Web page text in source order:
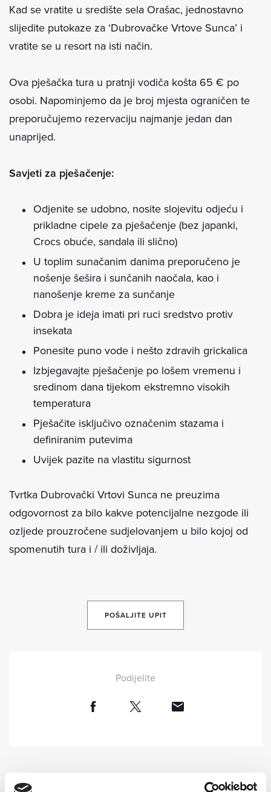
Kad se vratite u središte sela Orašac, jednostavno
slijedite putokaze za ‘Dubrovačke Vrtove Sunca’ i
vratite se u resort na isti način.
Ova pješačka tura u pratnji vodiča košta 65 € po
osobi. Napominjemo da je broj mjesta ograničen te
preporučujemo rezervaciju najmanje jedan dan
unaprijed.
Savjeti za pješačenje:
Odjenite se udobno, nosite slojevitu odjeću i
prikladne cipele za pješačenje (bez japanki,
Crocs obuće, sandala ili slično)
U toplim sunačanim danima preporučeno je
nošenje šešira i sunčanih naočala, kao i
nanošenje kreme za sunčanje
Dobra je ideja imati pri ruci sredstvo protiv
insekata
Ponesite puno vode i nešto zdravih grickalica
Izbjegavajte pješačenje po lošem vremenu i
sredinom dana tijekom ekstremno visokih
temperatura
Pješačite isključivo označenim stazama i
definiranim putevima
Uvijek pazite na vlastitu sigurnost
Tvrtka Dubrovački Vrtovi Sunca ne preuzima
odgovornost za bilo kakve potencijalne nezgode ili
ozljede prouzročene sudjelovanjem u bilo kojoj od
spomenutih tura i / ili doživljaja.
POŠALJITE UPIT
Podijelite